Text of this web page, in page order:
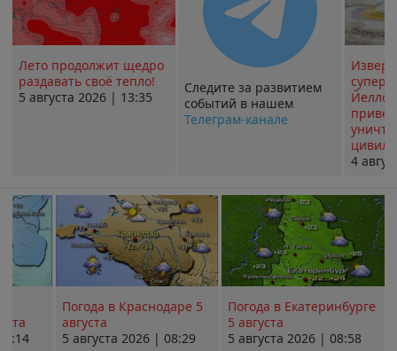
Лето продолжит щедро
раздавать своё тепло!
5 августа 2026 | 13:35
Следите за развитием
событий в нашем
Телеграм-канале
4
Погода в Краснодаре 5
августа
5 августа 2026 | 08:29
Погода в Екатеринбурге
5 августа
5 августа 2026 | 08:58